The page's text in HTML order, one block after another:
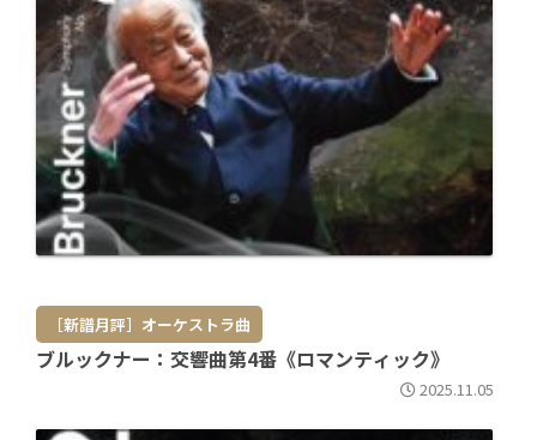
［新譜月評］オーケストラ曲
ブルックナー：交響曲第4番《ロマンティック》
2025.11.05